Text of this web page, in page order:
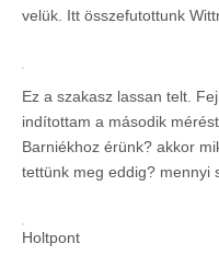
h
c
k
i
n
c
velük. Itt összefutottunk
Ez a szakasz lassan telt.
indítottam a második
Barniékhoz érünk? akkor
tettünk meg eddig? mennyi
Holtpont